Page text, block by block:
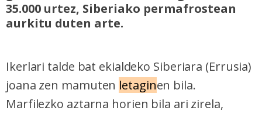
35.000 urtez, Siberiako permafrostean
aurkitu duten arte.
Ikerlari talde bat ekialdeko Siberiara (Errusia)
joana zen mamuten letaginen bila.
Marfilezko aztarna horien bila ari zirela,